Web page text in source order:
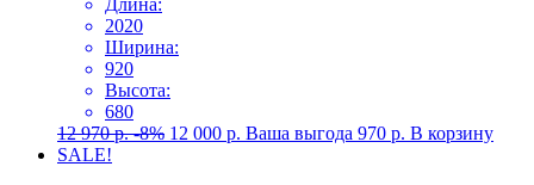
Длина:
2020
Ширина:
920
Высота:
680
12 970р. -8% 12 000 р. Ваша выгода 970 р. В корзину
SALE!